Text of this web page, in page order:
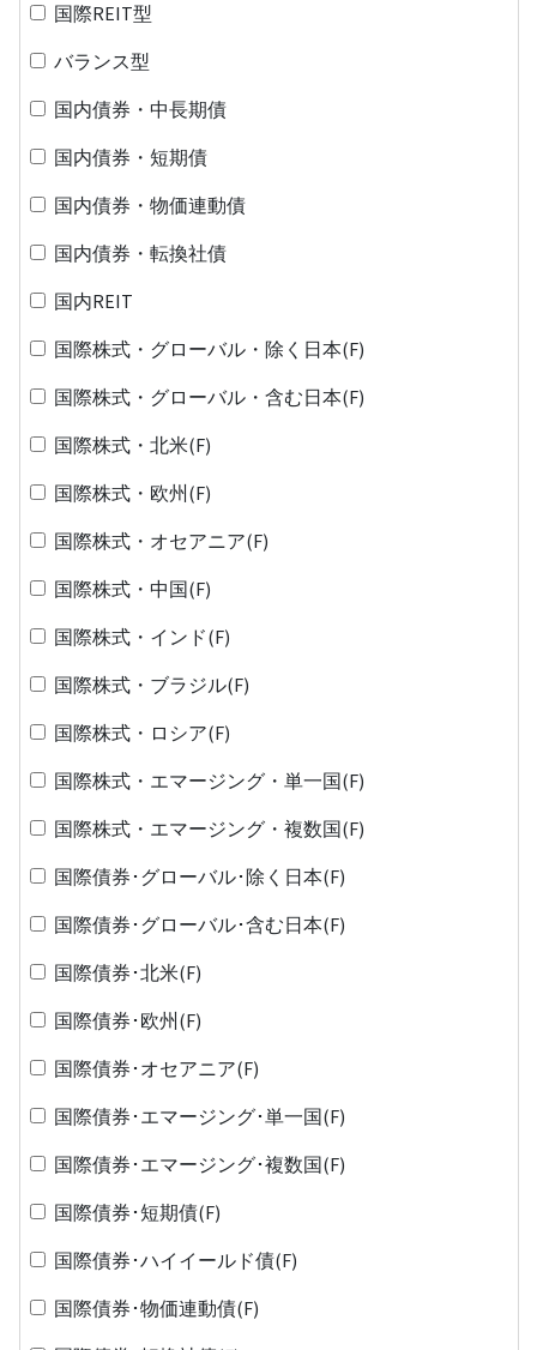
国際REIT型
バランス型
国内債券・中長期債
国内債券・短期債
国内債券・物価連動債
国内債券・転換社債
国内REIT
国際株式・グローバル・除く日本(F)
国際株式・グローバル・含む日本(F)
国際株式・北米(F)
国際株式・欧州(F)
国際株式・オセアニア(F)
国際株式・中国(F)
国際株式・インド(F)
国際株式・ブラジル(F)
国際株式・ロシア(F)
国際株式・エマージング・単一国(F)
国際株式・エマージング・複数国(F)
国際債券･グローバル･除く日本(F)
国際債券･グローバル･含む日本(F)
国際債券･北米(F)
国際債券･欧州(F)
国際債券･オセアニア(F)
国際債券･エマージング･単一国(F)
国際債券･エマージング･複数国(F)
国際債券･短期債(F)
国際債券･ハイイールド債(F)
国際債券･物価連動債(F)